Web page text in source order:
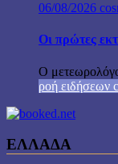
06/08/2026
Οι πρώτες
Ο
ροή ειδήσεων
ΕΛΛΑΔΑ